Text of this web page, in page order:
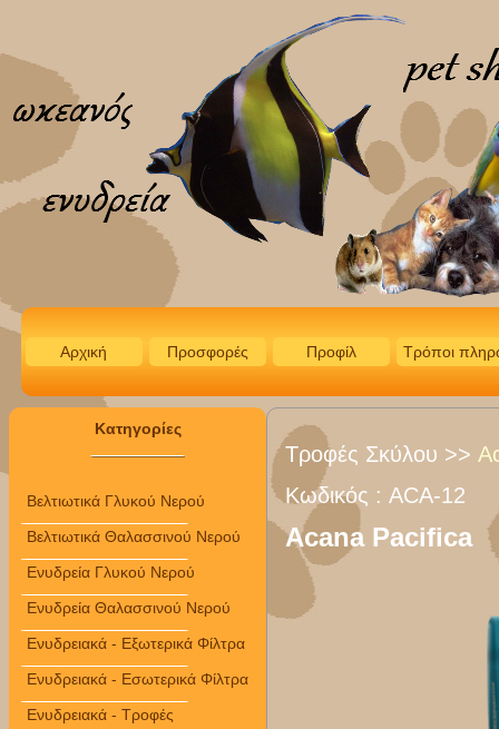
Αρχική Προσφορές Προφίλ Τρόποι
Κατηγορίες
Βελτιωτικά Γλυκού Νερού
Βελτιωτικά Θαλασσινού Νερού
Ενυδρεία Γλυκού Νερού
Ενυδρεία Θαλασσινού Νερού
Ενυδρειακά - Εξωτερικά Φίλτρα
Ενυδρειακά - Εσωτερικά Φίλτρα
Ενυδρειακά - Τροφές
Τροφές Σκύλου >>
Κωδικός : ACA-12
Acana Pacifica